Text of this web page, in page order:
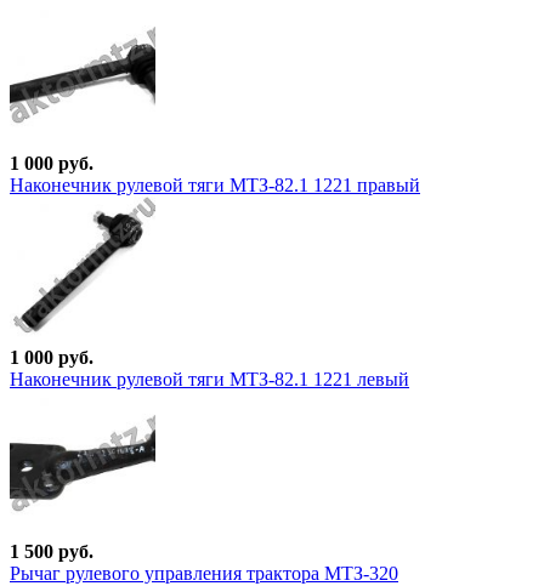
1 000 руб.
Наконечник рулевой тяги МТЗ-82.1 1221 правый
1 000 руб.
Наконечник рулевой тяги МТЗ-82.1 1221 левый
1 500 руб.
Рычаг рулевого управления трактора МТЗ-320